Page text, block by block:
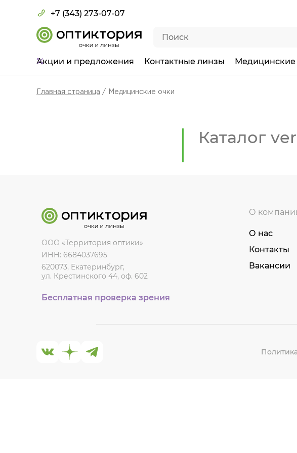
+7 (343) 273-07-07
Акции и предложения Контактные линзы Медицинские
Главная страница Медицинские очки
Каталог
ООО «Территория оптики»
ИНН: 6684037695
620073, Екатеринбург,
ул. Крестинского 44, оф. 602
Бесплатная проверка зрения
О
О нас
Контакты
Вакансии